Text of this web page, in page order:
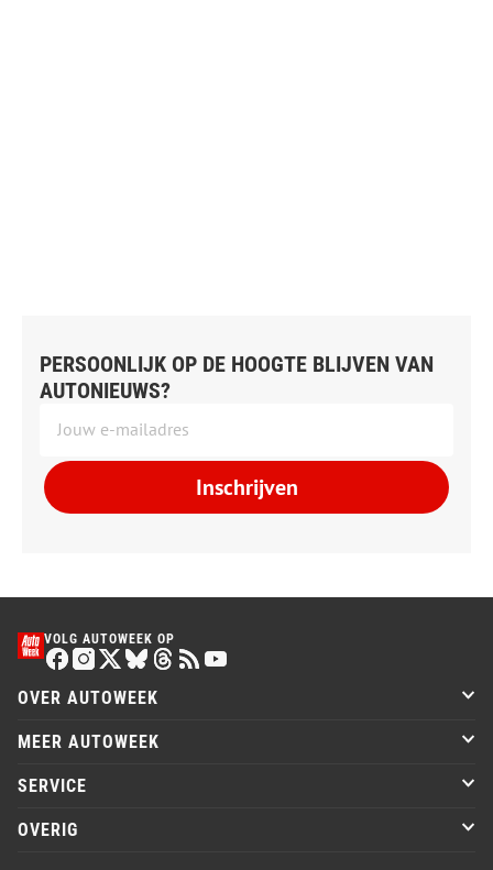
PERSOONLIJK OP DE HOOGTE BLIJVEN VAN
AUTONIEUWS?
Inschrijven
VOLG AUTOWEEK OP
OVER AUTOWEEK
MEER AUTOWEEK
SERVICE
OVERIG